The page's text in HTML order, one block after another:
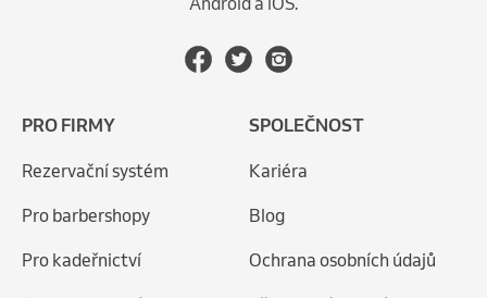
PRO FIRMY
Rezervační systém
Pro barbershopy
Pro kadeřnictví
SPOLEČNOST
Kariéra
Blog
Ochrana osobních údajů